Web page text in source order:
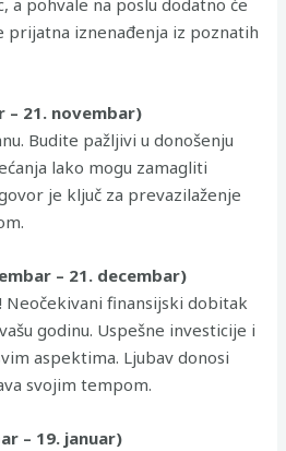
a pohvale na poslu dodatno će
prijatna iznenađenja iz poznatih
– 21. novembar)
Budite pažljivi u donošenju
lako mogu zamagliti
je ključ za prevazilaženje
– 21. decembar)
Neočekivani finansijski dobitak
godinu. Uspešne investicije i
aspektima. Ljubav donosi
svojim tempom.
– 19. januar)